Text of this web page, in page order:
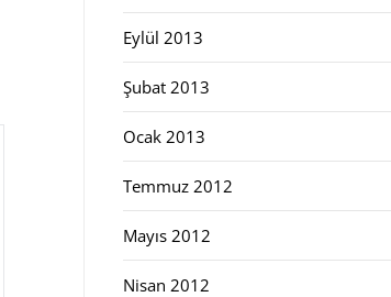
Eylül 2013
Şubat 2013
Ocak 2013
Temmuz 2012
Mayıs 2012
Nisan 2012